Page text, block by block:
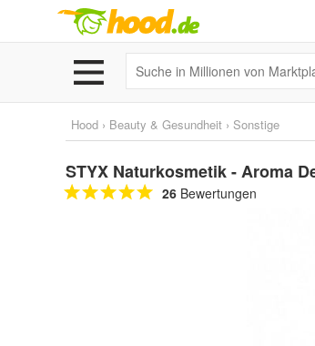
Hood › Beauty & Gesundheit › Sonstige
STYX Naturkosmetik - Aroma
26 Bewertungen